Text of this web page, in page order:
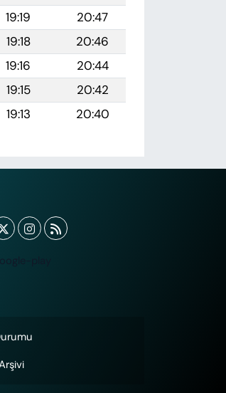
19:19
20:47
19:18
20:46
19:16
20:44
19:15
20:42
19:13 20:40